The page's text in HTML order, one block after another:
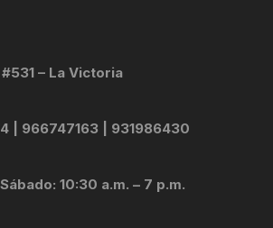
– La Victoria
| 966747163 | 931986430
10:30 a.m. – 7 p.m.